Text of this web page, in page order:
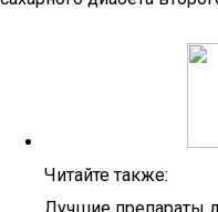
Читайте также: